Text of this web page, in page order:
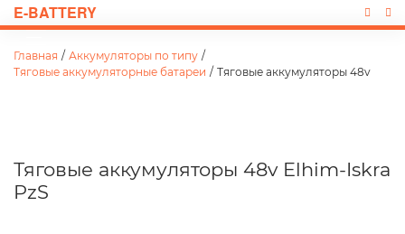
E-BATTERY
Главная / Аккумуляторы по типу /
Тяговые аккумуляторные батареи / Тяговые аккумуляторы 48v
Тяговые аккумуляторы 48v Elhim-Iskra
PzS